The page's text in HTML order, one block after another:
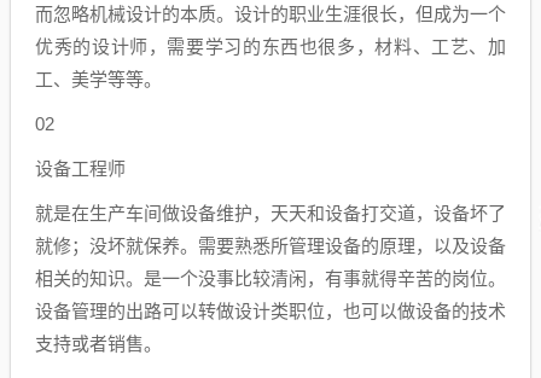
而忽略机械设计的本质。设计的职业生涯很长，但成为一个
优秀的设计师，需要学习的东西也很多，材料、工艺、加
工、美学等等。
02
设备工程师
就是在生产车间做设备维护，天天和设备打交道，设备坏了
就修；没坏就保养。需要熟悉所管理设备的原理，以及设备
相关的知识。是一个没事比较清闲，有事就得辛苦的岗位。
设备管理的出路可以转做设计类职位，也可以做设备的技术
支持或者销售。